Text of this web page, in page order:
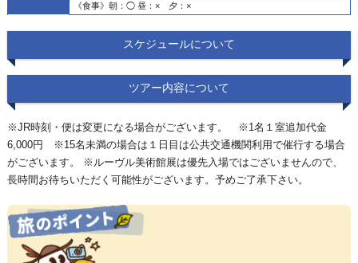
《食事》朝：◯ 昼：× 夕：×
スケジュールについて
ツアー内容について
※JR時刻・便は変更になる場合がございます。 ※1名１室追加代金
6,000円 ※15名未満の場合は１日目は公共交通機関利用で催行する場合
がございます。 ※ルーヴル美術館展は優先入場ではございませんので、
長時間お待ちいただく可能性がございます。予めご了承下さい。